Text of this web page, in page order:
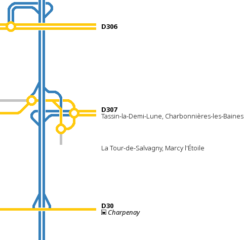
D306
D307
Tassin-la-Demi-Lune, Charbonnières-les-Baines
La Tour-de-Salvagny, Marcy l'Étoile
D30
Charpenay